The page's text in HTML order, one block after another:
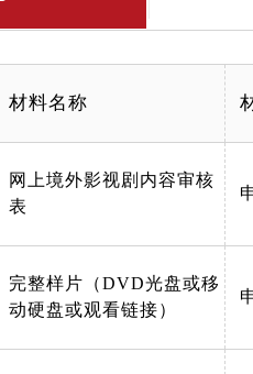
材料名称
网上境外影视剧内容审核
表
完整样片（DVD光盘或移
动硬盘或观看链接）